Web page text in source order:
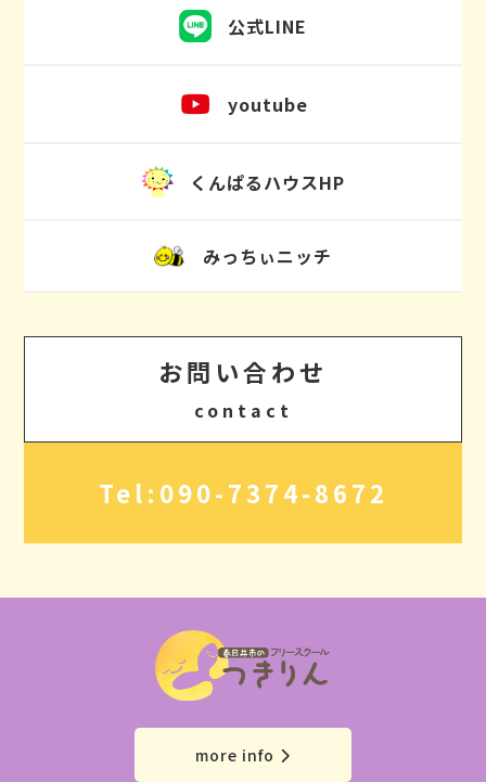
公式LINE
youtube
くんぱるハウスHP
みっちぃニッチ
お問い合わせ
contact
Tel:090-7374-8672
more info